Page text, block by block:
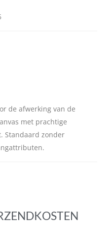
de afwerking van de
met prachtige
Standaard zonder